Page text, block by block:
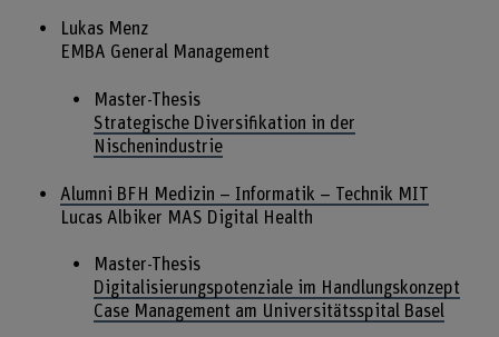
Lukas Menz
EMBA General Management
Master-Thesis
Strategische Diversifikation in der
Nischenindustrie
Alumni BFH Medizin – Informatik – Technik MIT
Lucas Albiker MAS Digital Health
Master-Thesis
Digitalisierungspotenziale im Handlungskonzept
Case Management am Universitätsspital Basel